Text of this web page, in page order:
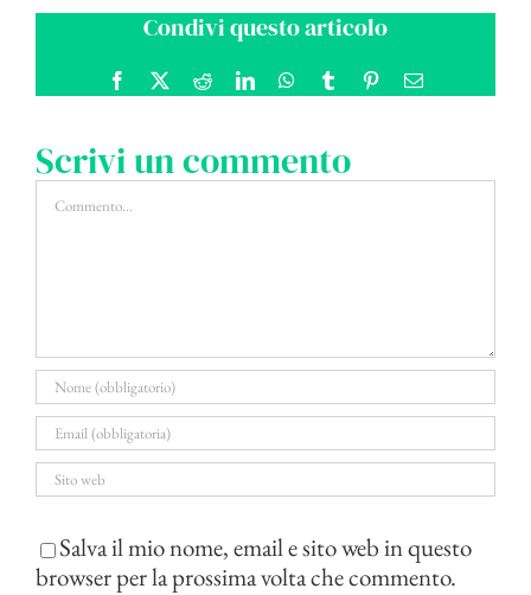
Condivi questo articolo
Facebook RedditLinkedInWhatsApp
Tumblr PinterestEmail
Scrivi un commento
Commento
Salva il mio nome, email e sito web in questo
browser per la prossima volta che commento.